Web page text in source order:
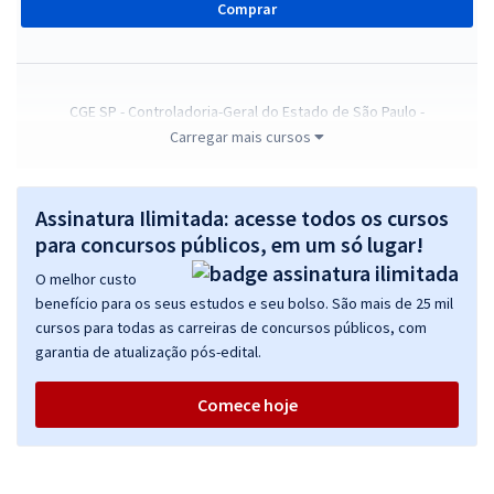
Comprar
CGE SP - Controladoria-Geral do Estado de São Paulo -
Conhecimentos Específicos para o cargo de Auditor Estadual de
R$ 319,84à vista
ou 12x de R$26,65
Economize R$ 79,96 (-20%)
Comprar
Treinamento Intensivo para CGE SP - Conhecimentos Básicos para
todos os cargos de Auditor Estadual de Controle
R$ 159,92à vista
Carregar mais cursos
Assinatura Ilimitada: acesse todos os cursos
para concursos públicos, em um só lugar!
O melhor custo
benefício para os seus estudos e seu bolso. São mais de 25 mil
cursos para todas as carreiras de concursos públicos, com
garantia de atualização pós-edital.
Comece hoje